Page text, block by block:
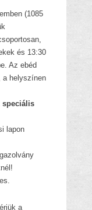
(1085
és 13:30
Az ebéd
a helyszínen
speciális
lapon
a